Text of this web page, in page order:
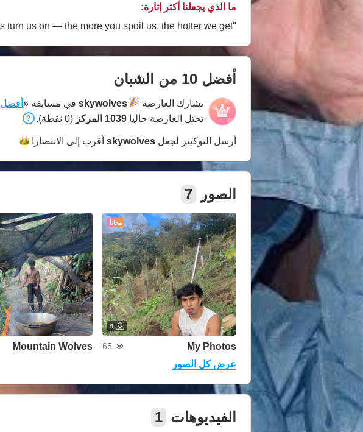
ما الذي يجعلنا أكثر إثارة:
"Tips and tokens turn us on — the more you spoil us, the hotter we get."
أفضل 10 من الشبان
تشارك العارضة skywolves في مسابقة « أفضل 10 من الشبان
تحتل العارضة حاليا 1039 المركز (0 نقطة).
أرسل التوكينز لجعل skywolves أقرب إلى الانتصار!
الصور 7
مجاناً
4
My Photos
65
Mountain Wolves
عرض كل الصور
الفيديوهات 1